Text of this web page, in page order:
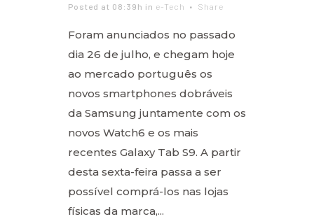
Posted at 08:39h in e-Tech Share
Foram anunciados no passado
dia 26 de julho, e chegam hoje
ao mercado português os
novos smartphones dobráveis
da Samsung juntamente com os
novos Watch6 e os mais
recentes Galaxy Tab S9. A partir
desta sexta-feira passa a ser
possível comprá-los nas lojas
físicas da marca,...